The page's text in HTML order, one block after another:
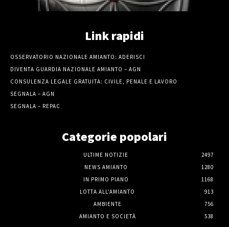
Link rapidi
OSSERVATORIO NAZIONALE AMIANTO: ADERISCI
DIVENTA GUARDIA NAZIONALE AMIANTO – AGN
CONSULENZA LEGALE GRATUITA: CIVILE, PENALE E LAVORO
SEGNALA – AGN
SEGNALA – REPAC
Categorie popolari
ULTIME NOTIZIE
2497
NEWS AMIANTO
1280
IN PRIMO PIANO
1168
LOTTA ALL'AMIANTO
913
AMBIENTE
756
AMIANTO E SOCIETÀ
538